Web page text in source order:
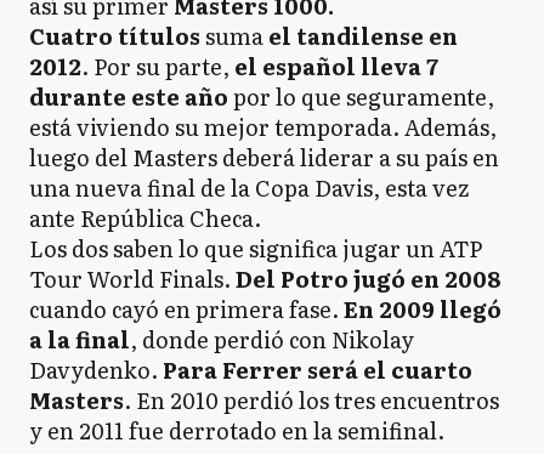
Cuatro títulossumael tandilense en
2012. Por su parte, el español lleva 7
durante este añopor lo que seguramente,
está viviendo su mejor temporada. Además,
luego del Masters deberá liderar a su país en
una nueva final de la Copa Davis, esta vez
ante República Checa.
Los dos saben lo que significa jugar un ATP
Tour World Finals.Del Potro jugó en 2008
cuando cayó en primera fase.En 2009 llegó
a la final, donde perdió con Nikolay
Davydenko. Para Ferrer será el cuarto
Masters. En 2010 perdió los tres encuentros
y en 2011 fue derrotado en la semifinal.